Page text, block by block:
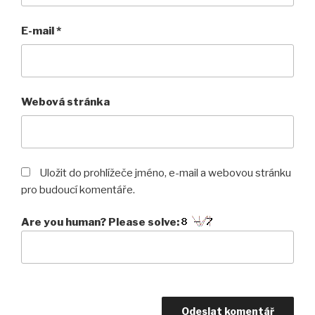
E-mail*
Webová stránka
Uložit do prohlížeče jméno, e-mail a webovou stránku
pro budoucí komentáře.
Are you human? Please solve: